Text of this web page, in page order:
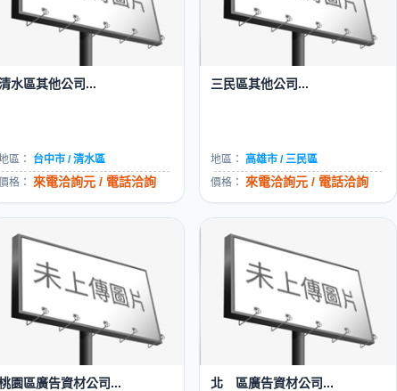
水區其他公司...
區：
台中市 / 清水區
格： 來電洽詢元 / 電話洽詢
三民區其他公司...
地區：
高雄市 / 三民區
價格： 來電洽詢元 / 電話洽詢
園區廣告資材公司... 北 區廣告資材公司...